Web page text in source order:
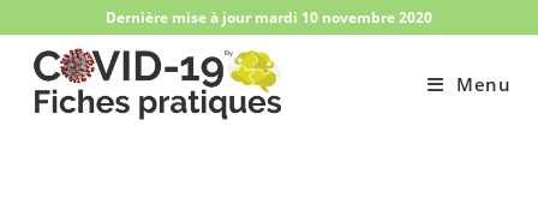
content
Dernière mise à jour mardi 10 novembre 2020
Menu